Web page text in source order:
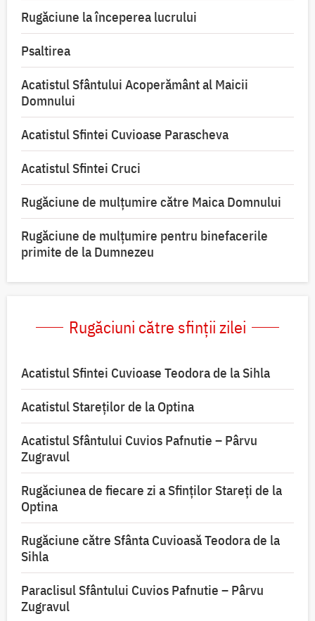
Rugăciune la începerea lucrului
Psaltirea
Acatistul Sfântului Acoperământ al Maicii
Domnului
Acatistul Sfintei Cuvioase Parascheva
Acatistul Sfintei Cruci
Rugăciune de mulţumire către Maica Domnului
Rugăciune de mulțumire pentru binefacerile
primite de la Dumnezeu
Rugăciuni către sfinții zilei
Acatistul Sfintei Cuvioase Teodora de la Sihla
Acatistul Stareţilor de la Optina
Acatistul Sfântului Cuvios Pafnutie – Pârvu
Zugravul
Rugăciunea de fiecare zi a Sfinților Stareți de la
Optina
Rugăciune către Sfânta Cuvioasă Teodora de la
Sihla
Paraclisul Sfântului Cuvios Pafnutie – Pârvu
Zugravul